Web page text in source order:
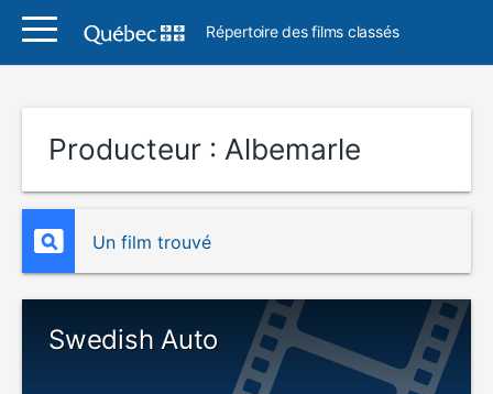
Répertoire des films classés
Producteur : Albemarle
Un film trouvé
Swedish Auto